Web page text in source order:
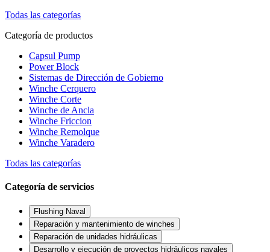
Todas las categorías
Categoría de productos
Capsul Pump
Power Block
Sistemas de Dirección de Gobierno
Winche Cerquero
Winche Corte
Winche de Ancla
Winche Friccion
Winche Remolque
Winche Varadero
Todas las categorías
Categoría de servicios
Flushing Naval
Reparación y mantenimiento de winches
Reparación de unidades hidráulicas
Desarrollo y ejecución de proyectos hidráulicos navales